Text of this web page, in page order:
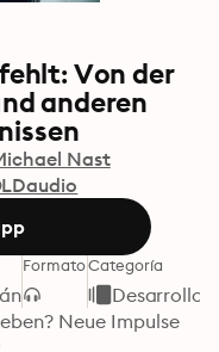
Von der
anderen
Nast
FormatoCategoría
Desarrollo
Neue Impulse